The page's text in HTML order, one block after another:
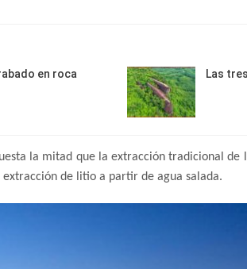
en roca Las
la mitad que la extracción tradicional
de litio a partir de agua salada.